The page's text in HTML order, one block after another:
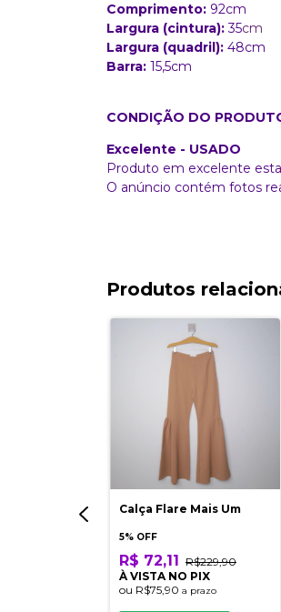
Comprimento: 92cm
Largura (cintura):35cm
Largura (quadril): 48cm
Barra: 15,5cm
CONDIÇÃO DO
Excelente - USADO
Produto em excelente
O anúncio contém fotos
Produtos
Calça Flare Mais Um
5% OFF
R$ 72,11 R$229,90
À VISTA NO PIX
ou R$75,90 a prazo